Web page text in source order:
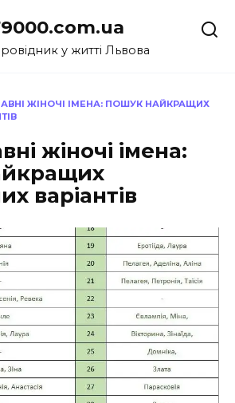
у житті Львова
ЖІНОЧІ ІМЕНА: ПОШУК НАЙКРАЩИХ
жіночі імена:
варіантів